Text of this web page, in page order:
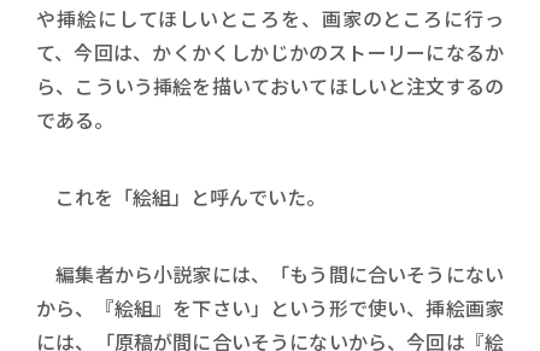
や挿絵にしてほしいところを、画家のところに行っ
て、今回は、かくかくしかじかのストーリーになるか
ら、こういう挿絵を描いておいてほしいと注文するの
である。
これを「絵組」と呼んでいた。
編集者から小説家には、「もう間に合いそうにない
から、『絵組』を下さい」という形で使い、挿絵画家
には、「原稿が間に合いそうにないから、今回は『絵